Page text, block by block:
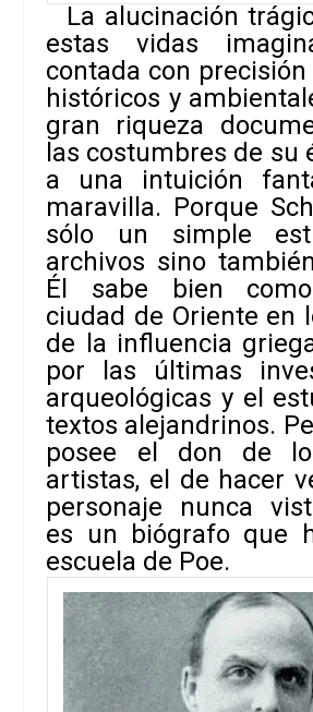
La alucinación
estas vidas
contada con
históricos y
gran riqueza
las costumbres de su
a una intuición
maravilla. Porque
sólo un simple
archivos sino
Él sabe bien
ciudad de Oriente en
de la influencia
por las últimas
arqueológicas y el
textos alejandrinos.
posee el don de
artistas, el de hacer
personaje nunca
es un biógrafo que
escuela de Poe.